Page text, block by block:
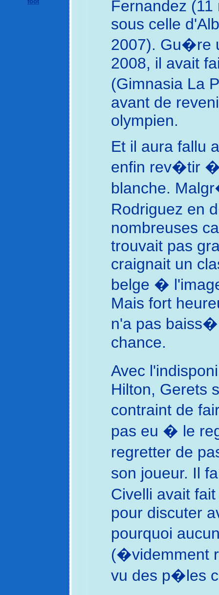
Fernandez
sous celle
2007). Gu�re
2008, il avait
(Gimnasia La
avant de
olympien.
Et il aura fallu
enfin rev�tir �
blanche.
Rodriguez en
nombreuses
trouvait pas
craignait un
belge �
Mais fort
n'a pas
chance.
Avec
Hilton, Gerets
contraint de
pas eu � le
regretter de
son joueur. Il
Civelli avait
pour discuter
pourquoi
(�videmment
vu des p�les